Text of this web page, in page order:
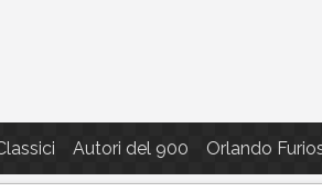
Autori del 900 Orlando